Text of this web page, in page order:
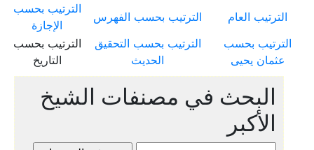
الترتيب العام
الترتيب بحسب الفهرس
الترتيب بحسب
الإجازة
الترتيب بحسب
عثمان يحيى
الترتيب بحسب التحقيق
الحديث
الترتيب بحسب
التاريخ
البحث في مصنفات الشيخ
الأكبر